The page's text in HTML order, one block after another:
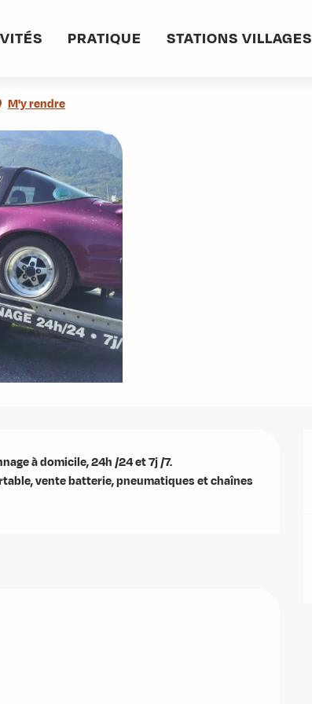
PRATIQUE STATIONS VILLAGES
M'y rendre
à domicile, 24h /24 et 7j /7.
vente batterie, pneumatiques et chaînes